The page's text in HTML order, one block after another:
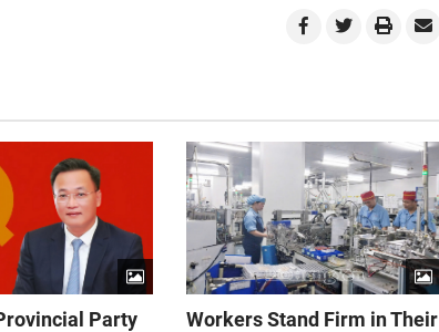
Party
Workers Stand Firm in Their